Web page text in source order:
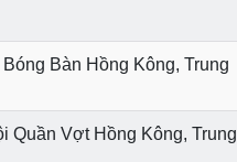
Bàn Hồng Kông, Trung
Quần Vợt Hồng Kông, Trung